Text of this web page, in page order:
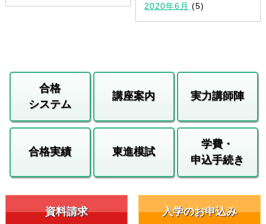
2020年6月 (5)
合格
システム
講座案内 実力講師陣
合格実績 東進模試
学費・
申込手続き
資料請求 入学のお申込み